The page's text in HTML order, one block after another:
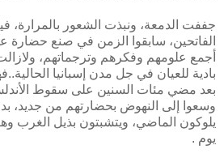
جففت الدمعة، ونبذت الشعور بالمرارة،
الفاتحين، سابقوا الزمن في صنع حضارة
أجمع علومهم وفكرهم وترجماتهم،
بادية للعيان في جل مدن إسبانيا
بعد مضي مئات السنين على سقوط
وسعوا إلى النهوض بحضارتهم من جديد،
يلوكون الماضي، ويتشبتون بذيل الغرب
يوم .